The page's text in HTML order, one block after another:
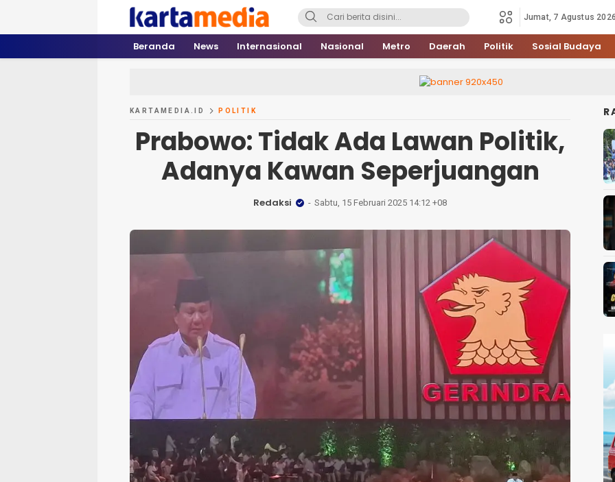
kartamedia.id
Jujur Mengabari
Jumat, 7 Agustus 2026
Beranda News Internasional Nasional Metro Daerah Politik Sosial Budaya
KARTAMEDIA.ID POLITIK
Prabowo: Tidak Ada Lawan Politik,
Adanya Kawan Seperjuangan
Redaksi Sabtu, 15 Februari 2025 14:12 +08